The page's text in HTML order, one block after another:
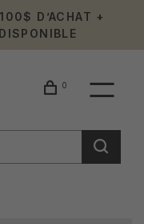
D’ACHAT +
0